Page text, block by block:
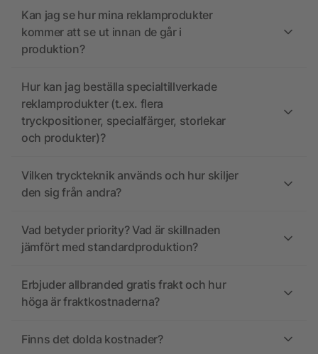
Kan jag se hur mina reklamprodukter
kommer att se ut innan de går i
produktion?
Hur kan jag beställa specialtillverkade
reklamprodukter (t.ex. flera
tryckpositioner, specialfärger, storlekar
och produkter)?
Vilken tryckteknik används och hur skiljer
den sig från andra?
Vad betyder priority? Vad är skillnaden
jämfört med standardproduktion?
Erbjuder allbranded gratis frakt och hur
höga är fraktkostnaderna?
Finns det dolda kostnader?